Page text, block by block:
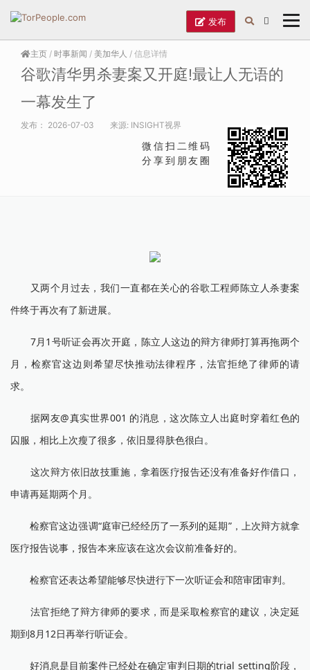
发布
主页 / 时事新闻 / 美加华人 / 信息详情
谷歌清华男杀妻案又开庭!最让人无语的
一幕发生了
发布： 2026-07-03 来源: INSIGHT视界
微信扫二维码
分享到朋友圈
又两个月过去，我们一直都在关心的谷歌工程师陈立人杀妻案
件终于再次有了新进展。
7月1号听证会再次开庭，陈立人这边的辩方律师打算再拖两个
月，检察官这边则希望尽快推动法律程序，法官拒绝了律师的请
求。
据网友@真实世界001 的消息，这次陈立人出庭时穿着红色的
囚服，相比上次瘦了很多，依旧显得肤色很白。
这次辩方依旧故技重施，拿着医疗报告还没有准备好作借口，
申请再延期两个月。
检察官这边强调“庭审已经经历了一系列的延期”，上次辩方就拿
医疗报告说事，报告本来应该在这次会议前准备好的。
检察官还表达希望能够尽快进行下一次听证会和陪审团审判。
法官拒绝了辩方律师的要求，而是采取检察官的建议，决定延
期到8月12日再举行听证会。
好消息是目前案件已经处在确定审判日期的trial setting阶段，